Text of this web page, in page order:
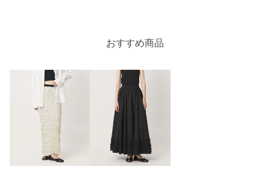
おすすめ商品